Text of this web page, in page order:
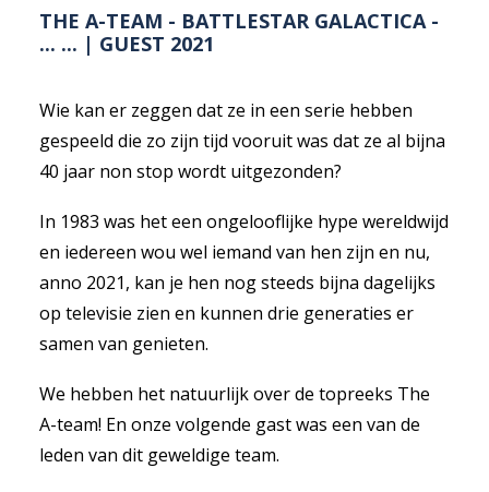
THE A-TEAM - BATTLESTAR GALACTICA -
... ... | GUEST 2021
Wie kan er zeggen dat ze in een serie hebben
gespeeld die zo zijn tijd vooruit was dat ze al bijna
40 jaar non stop wordt uitgezonden?
In 1983 was het een ongelooflijke hype wereldwijd
en iedereen wou wel iemand van hen zijn en nu,
anno 2021, kan je hen nog steeds bijna dagelijks
op televisie zien en kunnen drie generaties er
samen van genieten.
We hebben het natuurlijk over de topreeks The
A-team! En onze volgende gast was een van de
leden van dit geweldige team.